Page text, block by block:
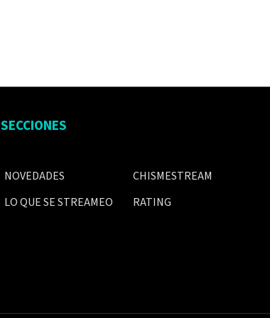
SECCIONES
NOVEDADES
LO QUE SE STREAMEO
CHISMESTREAM
RATING